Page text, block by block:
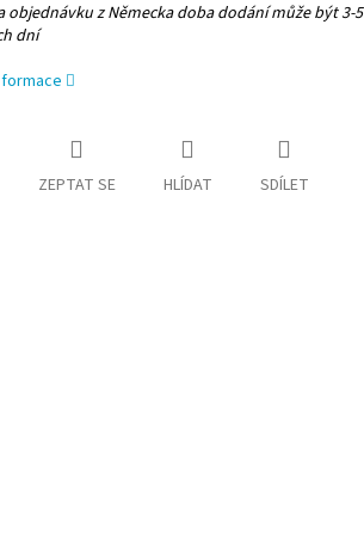
objednávku z Německa doba dodání může být 3-5
dní
ZEPTAT SE HLÍDAT SDÍLET